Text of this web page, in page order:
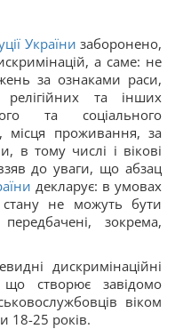
України заборонено,
а саме: не
за ознаками раси,
та інших
та соціального
місця проживання, за
тому числі і вікові
до уваги, що абзац
декларує: в умовах
не можуть бути
зокрема,
дискримінаційні
створює завідомо
віком
18-25 років.